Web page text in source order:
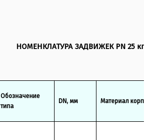
НОМЕНКЛАТУРА ЗАДВИЖЕК PN 25
Обозначение
типа
DN, мм Материал